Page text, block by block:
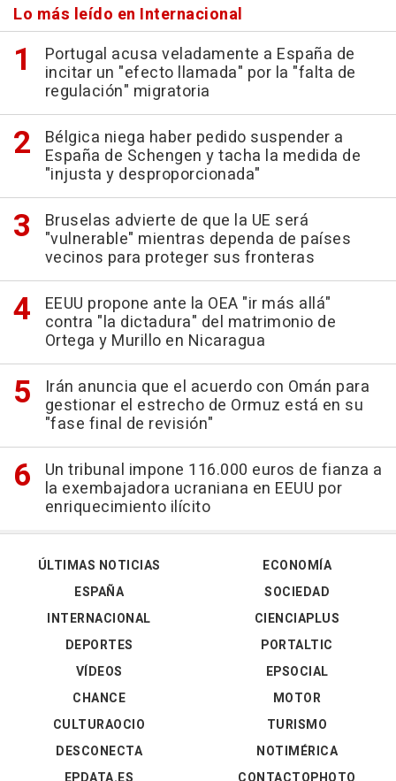
Lo más leído en Internacional
Portugal acusa veladamente a España de
incitar un "efecto llamada" por la "falta de
regulación" migratoria
Bélgica niega haber pedido suspender a
España de Schengen y tacha la medida de
"injusta y desproporcionada"
Bruselas advierte de que la UE será
"vulnerable" mientras dependa de países
vecinos para proteger sus fronteras
EEUU propone ante la OEA "ir más allá"
contra "la dictadura" del matrimonio de
Ortega y Murillo en Nicaragua
Irán anuncia que el acuerdo con Omán para
gestionar el estrecho de Ormuz está en su
"fase final de revisión"
Un tribunal impone 116.000 euros de fianza a
la exembajadora ucraniana en EEUU por
enriquecimiento ilícito
ÚLTIMAS NOTICIAS
ESPAÑA
INTERNACIONAL
DEPORTES
VÍDEOS
ECONOMÍA
SOCIEDAD
CIENCIAPLUS
PORTALTIC
EPSOCIAL
CHANCE
CULTURAOCIO
DESCONECTA
MOTOR
TURISMO
NOTIMÉRICA